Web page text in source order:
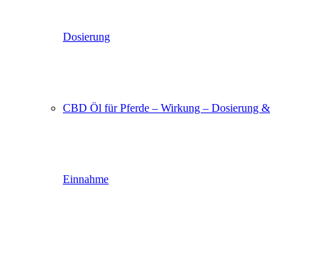
Dosierung
CBD Öl für Pferde – Wirkung – Dosierung &
Einnahme